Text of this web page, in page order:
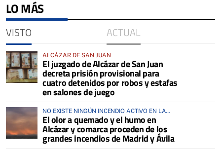
LO MÁS
VISTO ACTUAL
ALCÁZAR DE SAN JUAN
El juzgado de Alcázar de San Juan
decreta prisión provisional para
cuatro detenidos por robos y estafas
en salones de juego
NO EXISTE NINGÚN INCENDIO ACTIVO EN LA
COMARCA
El olor a quemado y el humo en
Alcázar y comarca proceden de los
grandes incendios de Madrid y Ávila